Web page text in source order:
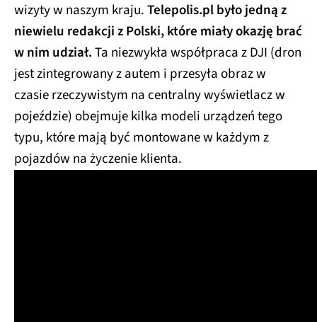
wizyty w naszym kraju.Telepolis.pl było jedną z
niewielu redakcji z Polski, które miały okazję brać
w nim udział.Ta niezwykła współpraca z DJI (dron
jest zintegrowany z autem i przesyła obraz w
czasie rzeczywistym na centralny wyświetlacz w
pojeździe) obejmuje kilka modeli urządzeń tego
typu, które mają być montowane w każdym z
pojazdów na życzenie klienta.